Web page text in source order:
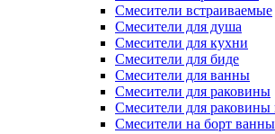
Смесители встраиваемые
Смесители для душа
Смесители для кухни
Смесители для биде
Смесители для ванны
Смесители для раковины
Смесители для раковины
Смесители на борт ванны